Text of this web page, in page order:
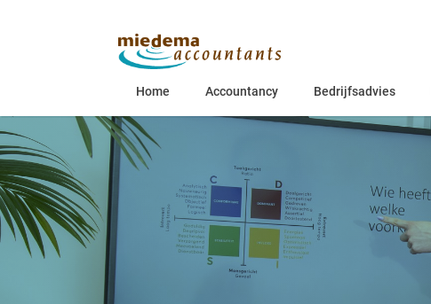
Home Accountancy Bedrijfsadvies